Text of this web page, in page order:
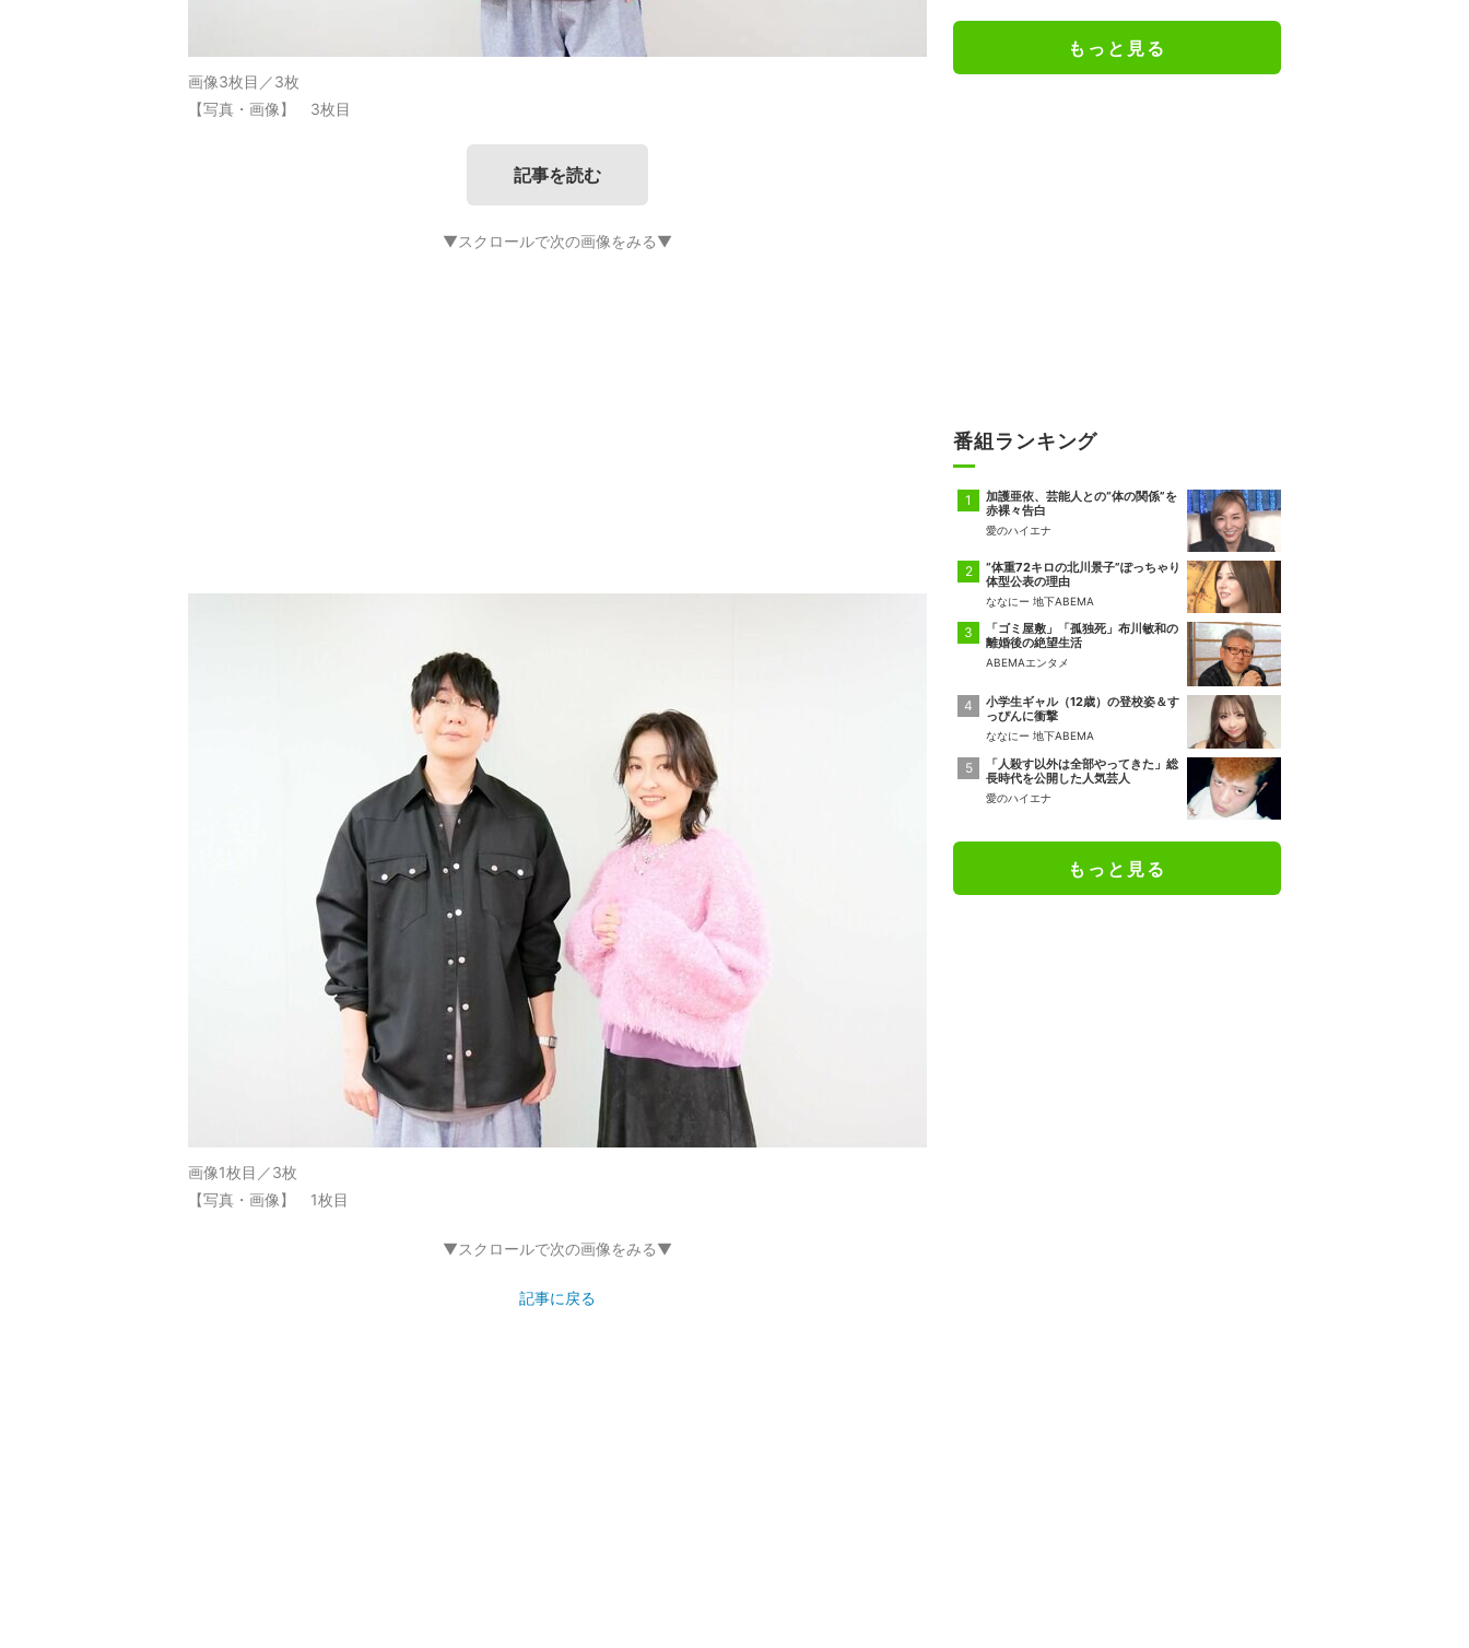
画像3枚目／3枚
【写真・画像】 3枚目
記事を読む
▼スクロールで次の画像をみる▼
画像1枚目／3枚
【写真・画像】 1枚目
▼スクロールで次の画像をみる▼
記事に戻る
もっと見る
番組ランキング
加護亜依、芸能人との“体の関係”を
赤裸々告白
愛のハイエナ
“体重72キロの北川景子”ぽっちゃり
体型公表の理由
ななにー 地下ABEMA
「ゴミ屋敷」「孤独死」布川敏和の
離婚後の絶望生活
ABEMAエンタメ
小学生ギャル（12歳）の登校姿＆す
っぴんに衝撃
ななにー 地下ABEMA
「人殺す以外は全部やってきた」総
長時代を公開した人気芸人
愛のハイエナ
もっと見る